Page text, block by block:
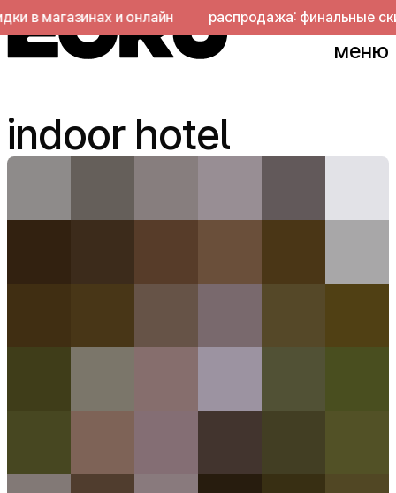
магазинах и онлайн распродажа: финальные
меню
indoor hotel